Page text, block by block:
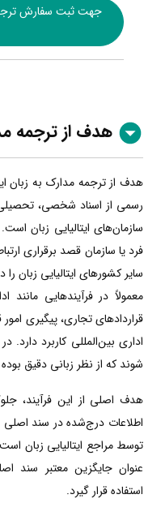
جهت ثبت سفارش
هدف از ترجمه
هدف از ترجمه مدارک به زبان
رسمی از اسناد شخصی،
سازمان‌های ایتالیایی زبان
فرد یا سازمان قصد برقراری
سایر کشورهای ایتالیایی زبان
معمولاً در فرآیندهایی
قراردادهای تجاری، پیگیری
اداری بین‌المللی کاربرد دارد.
شوند که از نظر زبانی دقیق
هدف اصلی از این فرآیند،
اطلاعات درج‌شده در سند
توسط مراجع ایتالیایی زبان
عنوان جایگزین معتبر سند
استفاده قرار گیرد.